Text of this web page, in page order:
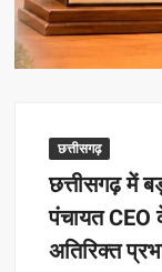
छत्तीसगढ़
छत्तीसगढ़ में
पंचायत
अतिरिक्त